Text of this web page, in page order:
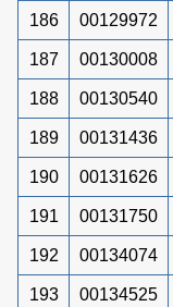
186 00129972
187 00130008
188 00130540
189 00131436
190 00131626
191 00131750
192 00134074
193 00134525